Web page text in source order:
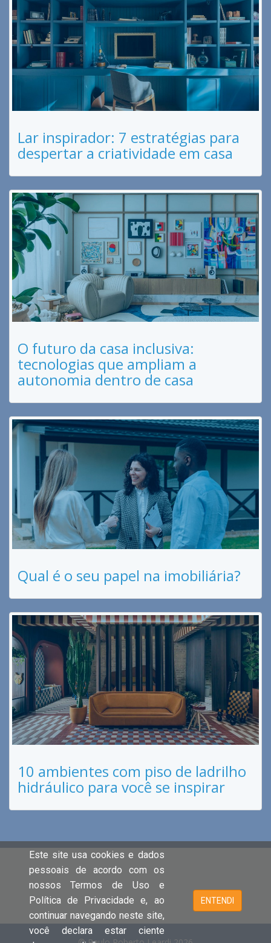
Lar inspirador: 7 estratégias para
despertar a criatividade em casa
O futuro da casa inclusiva:
tecnologias que ampliam a
autonomia dentro de casa
Qual é o seu papel na imobiliária?
10 ambientes com piso de ladrilho
hidráulico para você se inspirar
Este site usa cookies e dados
pessoais de acordo com os
nossos Termos de Uso e
Política de Privacidade e, ao
continuar navegando neste site,
você declara estar ciente
ENTENDI